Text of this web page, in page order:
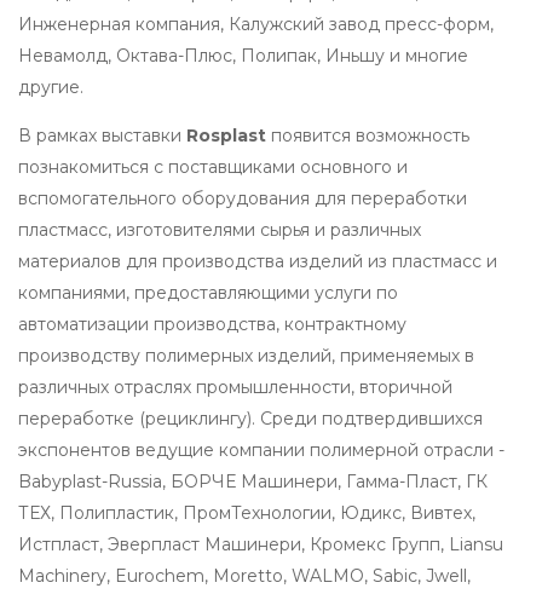
Инженерная компания, Калужский завод пресс-форм,
Невамолд, Октава-Плюс, Полипак, Иньшу и многие
другие.
В рамках выставки Rosplast появится возможность
познакомиться с поставщиками основного и
вспомогательного оборудования для переработки
пластмасс, изготовителями сырья и различных
материалов для производства изделий из пластмасс и
компаниями, предоставляющими услуги по
автоматизации производства, контрактному
производству полимерных изделий, применяемых в
различных отраслях промышленности, вторичной
переработке (рециклингу). Среди подтвердившихся
экспонентов ведущие компании полимерной отрасли -
Babyplast-Russia, БОРЧЕ Машинери, Гамма-Пласт, ГК
ТЕХ, Полипластик, ПромТехнологии, Юдикс, Вивтех,
Истпласт, Эверпласт Машинери, Кромекс Групп, Liansu
Machinery, Eurochem, Moretto, WALMO, Sabic, Jwell,